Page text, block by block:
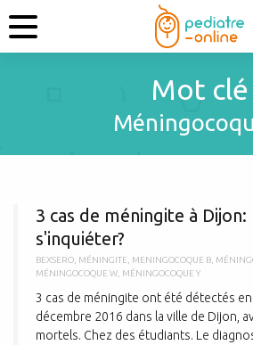
Mot clé
3 cas de méningite à
s'inquiéter?
BEXSERO MÉNINGITE MENINGOCOQUE B
MÉNINGOCOQUE W MÉNINGOCOQUE Y
3 cas de méningite ont été détectés
décembre 2016 dans la ville de Dijon,
mortels. Chez des étudiants. Le